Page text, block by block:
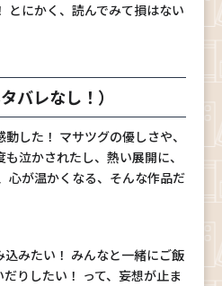
とにかく、読んでみて損はない
バレなし！）
した！ マサツグの優しさや、
泣かされたし、熱い展開に、
心が温かくなる、そんな作品だ
込みたい！ みんなと一緒にご飯
りしたい！ って、妄想が止ま